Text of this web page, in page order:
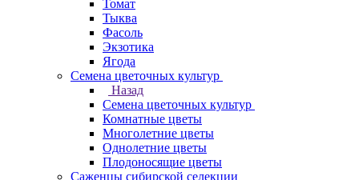
Томат
Тыква
Фасоль
Экзотика
Ягода
Семена цветочных культур
Назад
Семена цветочных культур
Комнатные цветы
Многолетние цветы
Однолетние цветы
Плодоносящие цветы
Саженцы сибирской селекции